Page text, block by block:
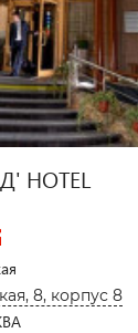
HOTEL
8, корпус 8